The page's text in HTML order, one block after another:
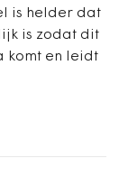
is helder dat
is zodat dit
komt en leidt